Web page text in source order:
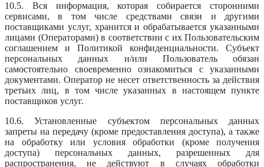
10.5. Вся информация, которая собирается сторонними
сервисами, в том числе средствами связи и другими
поставщиками услуг, хранится и обрабатывается указанными
лицами (Операторами) в соответствии с их Пользовательским
соглашением и Политикой конфиденциальности. Субъект
персональных данных и/или Пользователь обязан
самостоятельно своевременно ознакомиться с указанными
документами. Оператор не несет ответственность за действия
третьих лиц, в том числе указанных в настоящем пункте
поставщиков услуг.
10.6. Установленные субъектом персональных данных
запреты на передачу (кроме предоставления доступа), а также
на обработку или условия обработки (кроме получения
доступа) персональных данных, разрешенных для
распространения, не действуют в случаях обработки